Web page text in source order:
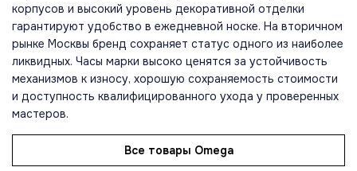
корпусов и высокий уровень декоративной отделки
гарантируют удобство в ежедневной носке. На вторичном
рынке Москвы бренд сохраняет статус одного из наиболее
ликвидных. Часы марки высоко ценятся за устойчивость
механизмов к износу, хорошую сохраняемость стоимости
и доступность квалифицированного ухода у проверенных
мастеров.
Все товары Omega